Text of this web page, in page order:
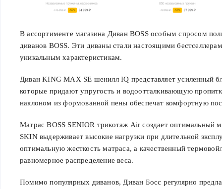
В ассортименте магазина Диван BOSS особым спросом
диванов BOSS. Эти диваны стали настоящими
уникальным характеристикам.
Диван KING MAX SE шенилл IQ представляет усиленный
которые придают упругость и водоотталкивающую
наклоном из формованной пены обеспечат комфортную
Матрас BOSS SENIOR трикотаж Air создает оптимальный
SKIN выдерживает высокие нагрузки при длительной
оптимальную жесткость матраса, а качественный
равномерное распределение веса.
Помимо популярных диванов, Диван Босс регулярно